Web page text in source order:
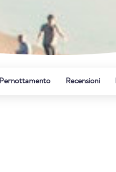
Pernottamento Recensioni